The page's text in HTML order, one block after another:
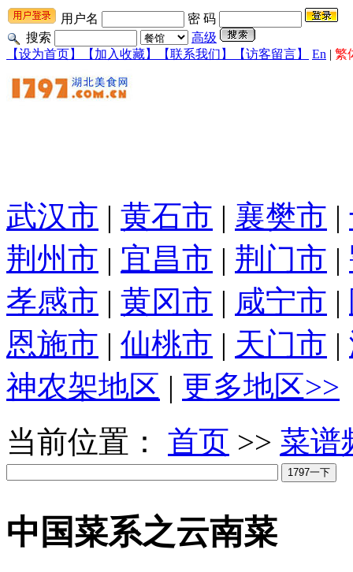
用户名
密 码
搜索
高级
【设为首页】
【加入收藏】 【联系我们】 【访客留言】 En | 繁
武汉市 | 黄石市 | 襄樊市 |
荆州市 | 宜昌市 | 荆门市 |
孝感市 | 黄冈市 | 咸宁市 |
恩施市 | 仙桃市 | 天门市 |
神农架地区 | 更多地区>>
当前位置： 首页 >> 菜谱
中国菜系之云南菜